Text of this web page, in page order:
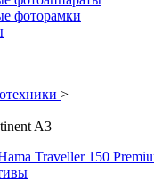
фоторамки
>
A3
Traveller 150